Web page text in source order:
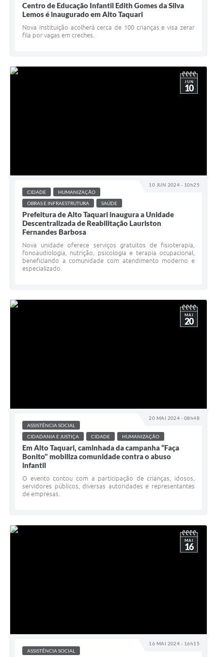
Centro de Educação Infantil Edith Gomes da Silva
Lemos é inaugurado em Alto Taquari
Nova instituição acolherá cerca de 100 crianças e visa zerar
fila por vagas em creches.
10 JUN 2024 - 10h25
JUN
10
CIDADE
HUMANIZAÇÃO
OBRAS E INFRAESTRUTURA
SAÚDE
Prefeitura de Alto Taquari inaugura a Unidade
Descentralizada de Reabilitação Lauriston
Fernandes Barbosa
Nova unidade oferece serviços gratuitos de fisioterapia,
fonoaudiologia, nutrição, psicologia e terapia ocupacional,
beneficiando a comunidade com atendimento moderno e
especializado.
20 MAI 2024 - 08h48
MAI
20
ASSISTÊNCIA SOCIAL
CIDADANIA E JUSTIÇA
CIDADE HUMANIZAÇÃO
Em Alto Taquari, caminhada da campanha “Faça
Bonito" mobiliza comunidade contra o abuso
infantil
O evento contou com a participação de crianças, idosos,
servidores públicos, diversas autoridades e representantes
de empresas.
16 MAI 2024 - 16h15
MAI
16
ASSISTÊNCIA SOCIAL